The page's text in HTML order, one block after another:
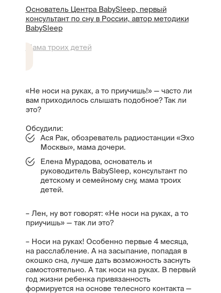
Основатель Центра BabySleep, первый
консультант по сну в России, автор методики
BabySleep
Мама троих детей
«Не носи на руках, а то приучишь!» — часто ли
вам приходилось слышать подобное? Так ли
это?
Обсудили:
Ася Рак, обозреватель радиостанции «Эхо
Москвы», мама дочери.
Елена Мурадова, основатель и
руководитель BabySleep, консультант по
детскому и семейному сну, мама троих
детей.
– Лен, ну вот говорят: «Не носи на руках, а то
приучишь» — так ли это?
– Носи на руках! Особенно первые 4 месяца,
на расслабление. А на засыпание, попадая в
окошко сна, лучше дать возможность заснуть
самостоятельно. А так носи на руках. В первый
год жизни ребенка привязанность
формируется на основе телесного контакта —